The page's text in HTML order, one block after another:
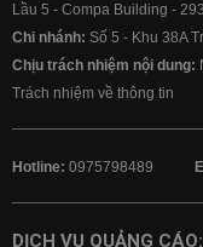
Lầu 5 - Compa Building -
Chi nhánh: Số 5 - Khu 38A
Chịu trách nhiệm nội dung:
Trách nhiệm về thông tin
Hotline: 0975798489
DỊCH VỤ QUẢNG CÁO: